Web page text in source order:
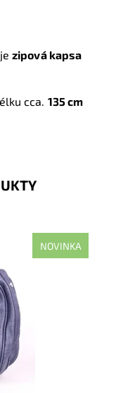
jezipová kapsa
cca. 135 cm
NOVINKA
značky Antonio
možností